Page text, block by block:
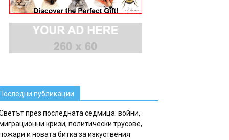
публикации
през последната седмица: войни,
кризи, политически трусове,
и новата битка за изкуствения